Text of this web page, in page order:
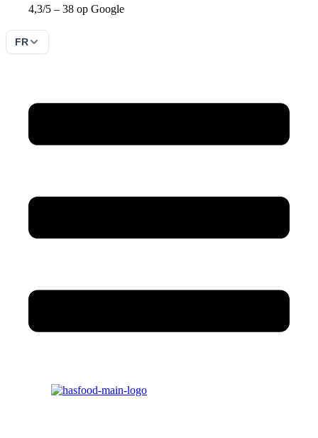
4,3/5 – 38 op Google
FR